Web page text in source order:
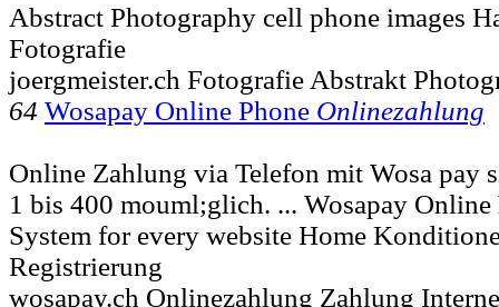
Abstract Photography cell phone images
Fotografie
joergmeister.ch Fotografie Abstrakt
64 Wosapay Online Phone Onlinezahlung
Online Zahlung via Telefon mit Wosa pay
1 bis 400 mouml;glich. ... Wosapay Online
System for every website Home
Registrierung
wosapay.ch Onlinezahlung Zahlung